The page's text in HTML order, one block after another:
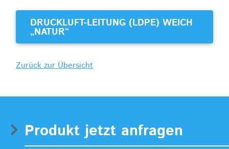
DRUCKLUFT-LEITUNG (LDPE) WEICH
„NATUR“
Zurück zur Übersicht
Produkt jetzt anfragen